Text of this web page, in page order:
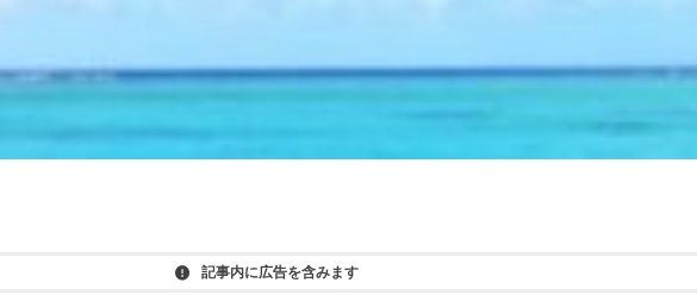
記事内に広告を含みます